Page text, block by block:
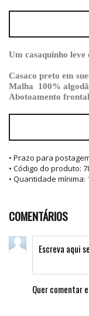
Um casaquinho leve
Casaco preto em
Malha 100%
Abotoamento
• Prazo para
• Código do produto:
• Quantidade mínima:
COMENTÁRIOS
Quer comentar